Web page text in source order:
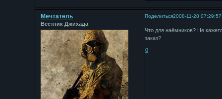
Поделиться2008-11-28 07:29:57
Мечтатель
Вестник Джихада
Что для наёмников? Не
заказ?
0